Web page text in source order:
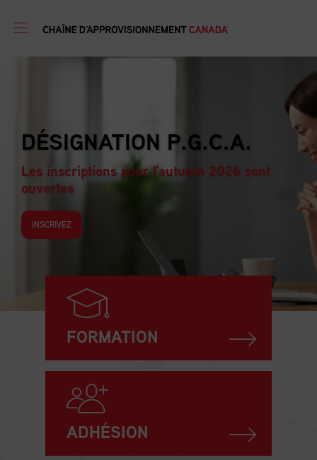
FORMATION EN GESTION
D’APPROVISIONNEMENT
Les inscriptions pour l'autumn 2026 sont
ouvertes
FORMATION
ADHÉSION